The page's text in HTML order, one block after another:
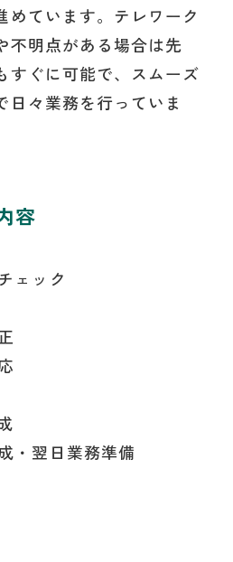
めています。テレワーク
不明点がある場合は先
すぐに可能で、スムーズ
日々業務を行っていま
容
ェック
・翌日業務準備